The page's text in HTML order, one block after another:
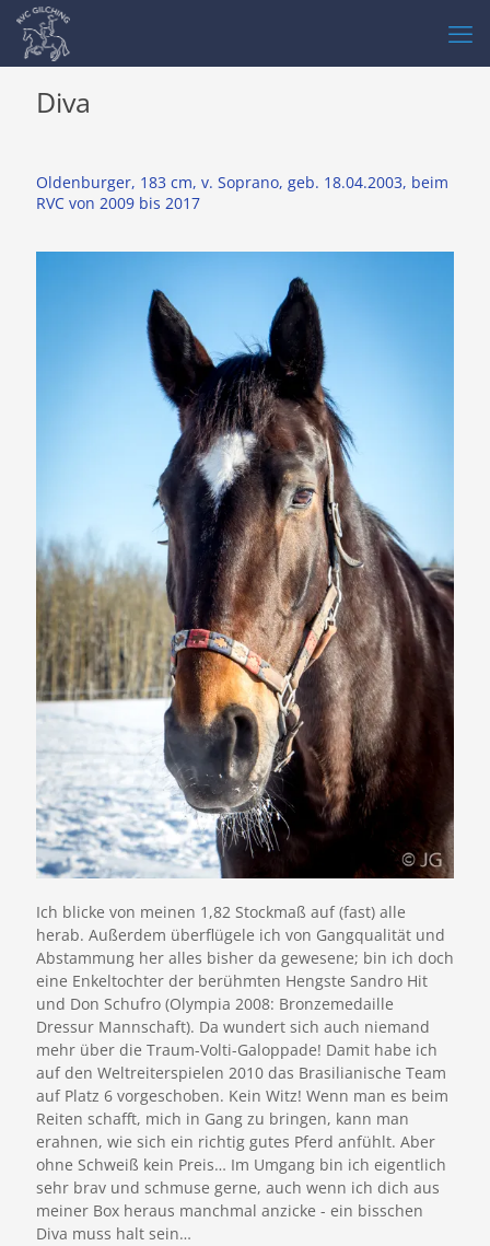
Diva
Oldenburger, 183 cm, v. Soprano, geb. 18.04.2003, beim
RVC von 2009 bis 2017
Ich blicke von meinen 1,82 Stockmaß auf (fast) alle
herab. Außerdem überflügele ich von Gangqualität und
Abstammung her alles bisher da gewesene; bin ich doch
eine Enkeltochter der berühmten Hengste Sandro Hit
und Don Schufro (Olympia 2008: Bronzemedaille
Dressur Mannschaft). Da wundert sich auch niemand
mehr über die Traum-Volti-Galoppade! Damit habe ich
auf den Weltreiterspielen 2010 das Brasilianische Team
auf Platz 6 vorgeschoben. Kein Witz! Wenn man es beim
Reiten schafft, mich in Gang zu bringen, kann man
erahnen, wie sich ein richtig gutes Pferd anfühlt. Aber
ohne Schweiß kein Preis… Im Umgang bin ich eigentlich
sehr brav und schmuse gerne, auch wenn ich dich aus
meiner Box heraus manchmal anzicke - ein bisschen
Diva muss halt sein…